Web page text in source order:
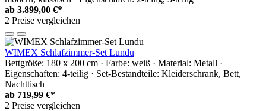
ab 3.899,00 €*
2 Preise vergleichen
WIMEX Schlafzimmer-Set Lundu
Bettgröße: 180 x 200 cm · Farbe: weiß · Material: Metall ·
Eigenschaften: 4-teilig · Set-Bestandteile: Kleiderschrank, Bett,
Nachttisch
ab 719,99 €*
2 Preise vergleichen